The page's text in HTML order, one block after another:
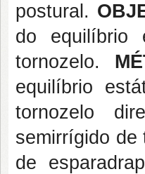
postural .
do equilíbrio
tornozelo.
equilíbrio
tornozelo
semirrígido de
de